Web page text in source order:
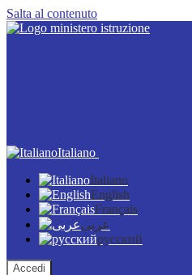
Salta al contenuto
Italiano
Italiano
English
Français
عربى
русский
Accedi